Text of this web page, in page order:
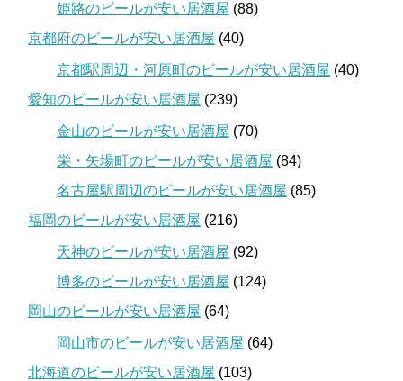
姫路のビールが安い居酒屋 (88)
京都府のビールが安い居酒屋 (40)
京都駅周辺・河原町のビールが安い居酒屋 (40)
愛知のビールが安い居酒屋 (239)
金山のビールが安い居酒屋 (70)
栄・矢場町のビールが安い居酒屋 (84)
名古屋駅周辺のビールが安い居酒屋 (85)
福岡のビールが安い居酒屋 (216)
天神のビールが安い居酒屋 (92)
博多のビールが安い居酒屋 (124)
岡山のビールが安い居酒屋 (64)
岡山市のビールが安い居酒屋 (64)
北海道のビールが安い居酒屋 (103)